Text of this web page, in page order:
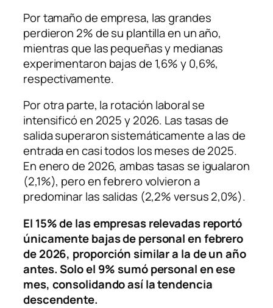
Por tamaño de empresa, las grandes
perdieron 2% de su plantilla en un año,
mientras que las pequeñas y medianas
experimentaron bajas de 1,6% y 0,6%,
respectivamente.
Por otra parte, la rotación laboral se
intensificó en 2025 y 2026. Las tasas de
salida superaron sistemáticamente a las de
entrada en casi todos los meses de 2025.
En enero de 2026, ambas tasas se igualaron
(2,1%), pero en febrero volvieron a
predominar las salidas (2,2% versus 2,0%).
El 15% de las empresas relevadas reportó
únicamente bajas de personal en febrero
de 2026, proporción similar a la de un año
antes. Solo el 9% sumó personal en ese
mes, consolidando así la tendencia
descendente.